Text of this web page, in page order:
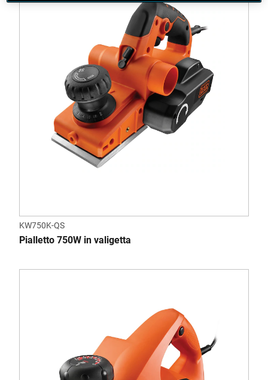
KW750K-QS
Pialletto 750W in valigetta